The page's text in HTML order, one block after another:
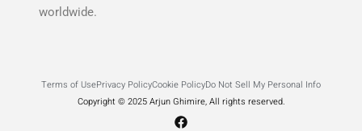
worldwide.
Terms of UsePrivacy PolicyCookie PolicyDo Not Sell My Personal Info
Copyright © 2025 Arjun Ghimire, All rights reserved.